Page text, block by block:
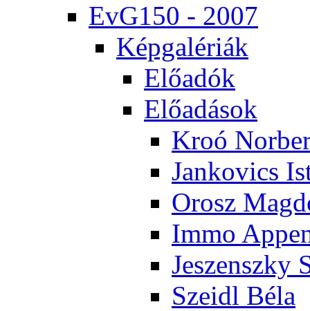
EvG150 - 2007
Kép­ga­lé­ri­ák
Elő­adók
Elő­adá­sok
Kroó
Jan­ko­vics
Orosz
Im­mo
Je­szensz­ky
Szeidl Bé­la